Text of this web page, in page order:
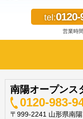
tel:0120-
営業時
南陽オープンス
0120-983-
〒999-2241 山形県南